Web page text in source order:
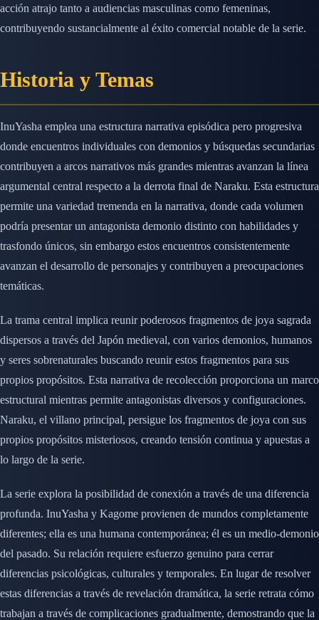
acción atrajo tanto a audiencias masculinas como femeninas,
contribuyendo sustancialmente al éxito comercial notable de la serie.
Historia y Temas
InuYasha emplea una estructura narrativa episódica pero progresiva
donde encuentros individuales con demonios y búsquedas secundarias
contribuyen a arcos narrativos más grandes mientras avanzan la línea
argumental central respecto a la derrota final de Naraku. Esta estructura
permite una variedad tremenda en la narrativa, donde cada volumen
podría presentar un antagonista demonio distinto con habilidades y
trasfondo únicos, sin embargo estos encuentros consistentemente
avanzan el desarrollo de personajes y contribuyen a preocupaciones
temáticas.
La trama central implica reunir poderosos fragmentos de joya sagrada
dispersos a través del Japón medieval, con varios demonios, humanos
y seres sobrenaturales buscando reunir estos fragmentos para sus
propios propósitos. Esta narrativa de recolección proporciona un marco
estructural mientras permite antagonistas diversos y configuraciones.
Naraku, el villano principal, persigue los fragmentos de joya con sus
propios propósitos misteriosos, creando tensión continua y apuestas a
lo largo de la serie.
La serie explora la posibilidad de conexión a través de una diferencia
profunda. InuYasha y Kagome provienen de mundos completamente
diferentes; ella es una humana contemporánea; él es un medio-demonio
del pasado. Su relación requiere esfuerzo genuino para cerrar
diferencias psicológicas, culturales y temporales. En lugar de resolver
estas diferencias a través de revelación dramática, la serie retrata cómo
trabajan a través de complicaciones gradualmente, demostrando que la